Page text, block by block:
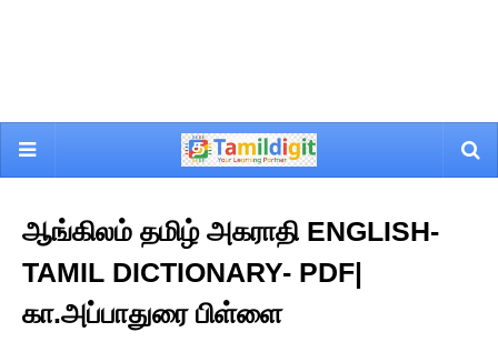
ஆங்கிலம் தமிழ் அகராதி ENGLISH-
TAMIL DICTIONARY- PDF|
கா.அப்பாதுரை பிள்ளை